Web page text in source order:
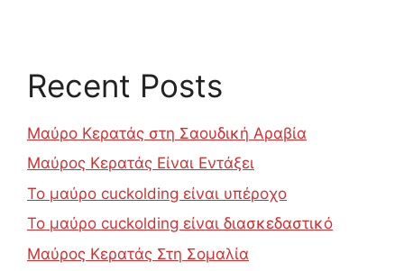
Recent Posts
Μαύρο Κερατάς στη Σαουδική Αραβία
Μαύρος Κερατάς Είναι Εντάξει
Το μαύρο cuckolding είναι υπέροχο
Το μαύρο cuckolding είναι διασκεδαστικό
Μαύρος Κερατάς Στη Σομαλία